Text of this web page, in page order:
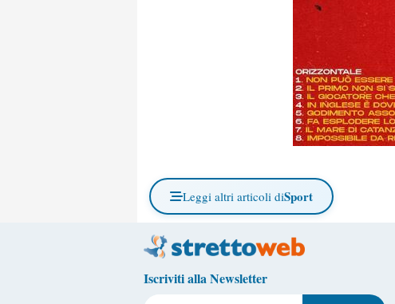
Leggi altri articoli diSport
Iscriviti alla Newsletter